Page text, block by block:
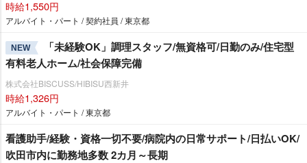
時給1,550円
アルバイト・パート / 契約社員 / 東京都
NEW
「未経験OK」調理スタッフ/無資格可/日勤のみ/住宅型
有料老人ホーム/社会保障完備
株式会社BISCUSS/HIBISU西新井
時給1,326円
アルバイト・パート / 東京都
看護助手/経験・資格一切不要/病院内の日常サポート/日払いOK/
吹田市内に勤務地多数 2カ月～長期